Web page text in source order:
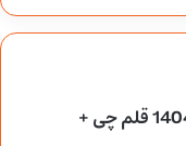
دانلود آزمون 4 مهر 1404 قلم چی +